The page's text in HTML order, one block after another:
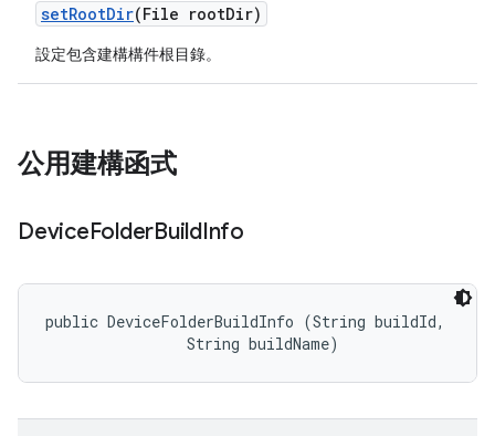
setRootDir(File rootDir)
設定包含建構構件根目錄。
公用建構函式
DeviceFolderBuildInfo
public DeviceFolderBuildInfo (String buildId,
                String buildName)